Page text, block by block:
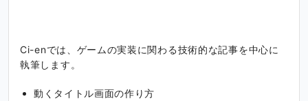
Ci-enでは、ゲームの実装に関わる技術的な記事を中心に
執筆します。
動くタイトル画面の作り方